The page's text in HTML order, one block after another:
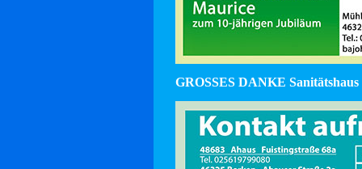
GROSSES DANKE